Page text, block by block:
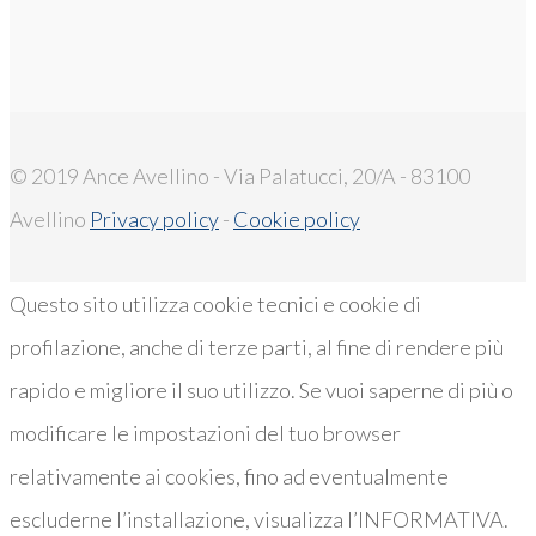
© 2019 Ance Avellino - Via Palatucci, 20/A - 83100
Avellino Privacy policy- Cookie policy
Questo sito utilizza cookie tecnici e cookie di
profilazione, anche di terze parti, al fine di rendere più
rapido e migliore il suo utilizzo. Se vuoi saperne di più o
modificare le impostazioni del tuo browser
relativamente ai cookies, fino ad eventualmente
escluderne l’installazione, visualizza l’INFORMATIVA.